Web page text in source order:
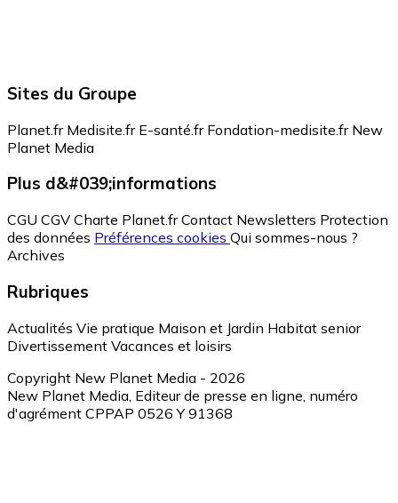
Sites du Groupe
Planet.fr Medisite.fr E-santé.fr Fondation-medisite.fr New
Planet Media
Plus d&#039;informations
CGU CGV Charte Planet.fr Contact Newsletters Protection
des données Préférences cookies Qui sommes-nous ?
Archives
Rubriques
Actualités Vie pratique Maison et Jardin Habitat senior
Divertissement Vacances et loisirs
Copyright New Planet Media - 2026
New Planet Media, Editeur de presse en ligne, numéro
d'agrément CPPAP 0526 Y 91368